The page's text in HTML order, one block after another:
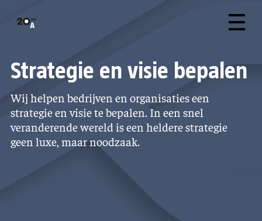
Strategie en visie bepalen
Wij helpen bedrijven en organisaties een
strategie en visie te bepalen. In een snel
veranderende wereld is een heldere strategie
geen luxe, maar noodzaak.